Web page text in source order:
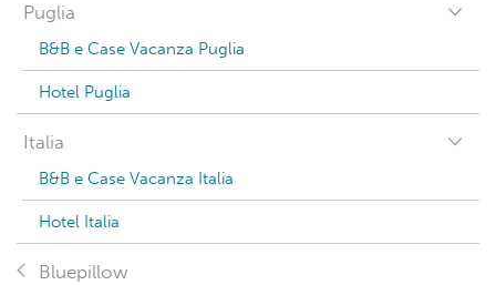
Puglia
B&B e Case Vacanza Puglia
Hotel Puglia
Italia
B&B e Case Vacanza Italia
Hotel Italia
Bluepillow